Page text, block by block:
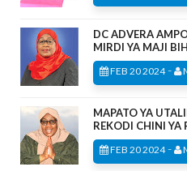
DC ADVERA
MIRDI YA MAJI
FEB 20 2024-
MAPATO YA
REKODI CHINI YA
FEB 20 2024-